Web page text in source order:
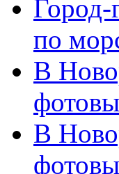
Город-
по
В
В